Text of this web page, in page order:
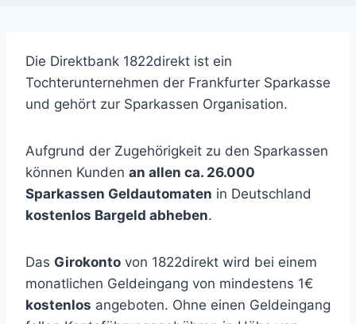
Die Direktbank 1822direkt ist ein
Tochterunternehmen der Frankfurter Sparkasse
und gehört zur Sparkassen Organisation.
Aufgrund der Zugehörigkeit zu den Sparkassen
können Kunden an allen ca. 26.000
Sparkassen Geldautomaten in Deutschland
kostenlos Bargeld abheben.
Das Girokonto von 1822direkt wird bei einem
monatlichen Geldeingang von mindestens 1€
kostenlos angeboten. Ohne einen Geldeingang